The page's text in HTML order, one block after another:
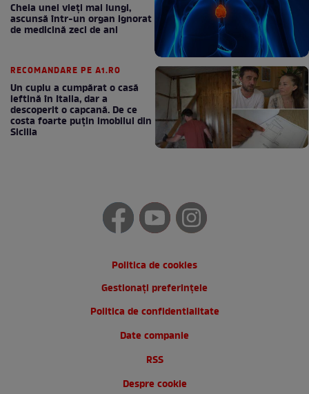
Cheia unei vieți mai lungi,
ascunsă într-un organ ignorat
de medicină zeci de ani
RECOMANDARE PE A1.RO
Un cuplu a cumpărat o casă
ieftină în Italia, dar a
descoperit o capcană. De ce
costa foarte puțin imobilul din
Sicilia
Politica de cookies
Gestionați preferințele
Politica de confidentialitate
Date companie
RSS
Despre cookie